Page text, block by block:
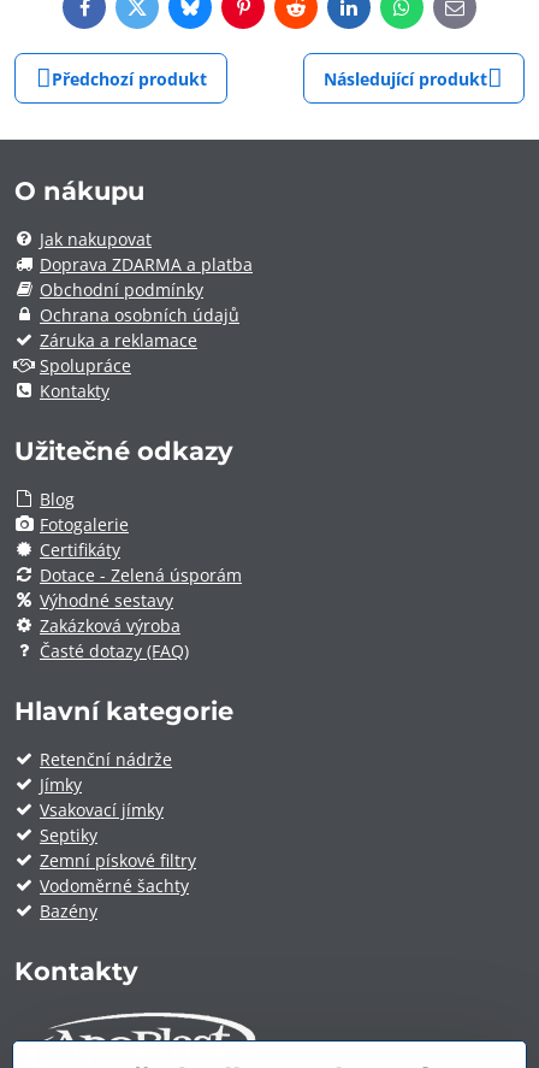
FacebookTwitterBlueskyPinterestRedditLinkedInWhatsApp
E-
mail
Předchozí produkt Následující produkt
O nákupu
Jak nakupovat
Doprava ZDARMA a platba
Obchodní podmínky
Ochrana osobních údajů
Záruka a reklamace
Spolupráce
Kontakty
Užitečné odkazy
Blog
Fotogalerie
Certifikáty
Dotace - Zelená úsporám
Výhodné sestavy
Zakázková výroba
Časté dotazy (FAQ)
Hlavní kategorie
Retenční nádrže
Jímky
Vsakovací jímky
Septiky
Zemní pískové filtry
Vodoměrné šachty
Bazény
Kontakty